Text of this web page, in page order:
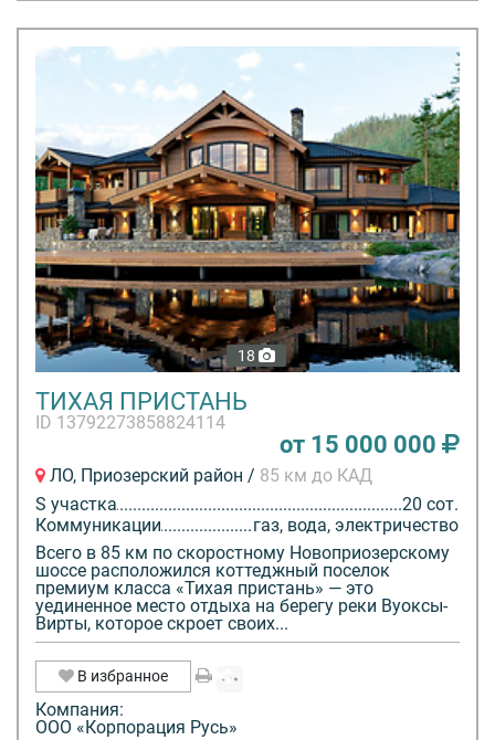
18
ТИХАЯ ПРИСТАНЬ
ID 13792273858824114
от 15 000 000
ЛО, Приозерский район / 85 км до КАД
S участка
20 сот.
Коммуникации
газ, вода, электричество
Всего в 85 км по скоростному Новоприозерскому
шоссе расположился коттеджный поселок
премиум класса «Тихая пристань» — это
уединенное место отдыха на берегу реки Вуоксы-
Вирты, которое скроет своих...
В избранное
Компания:
ООО «Корпорация Русь»